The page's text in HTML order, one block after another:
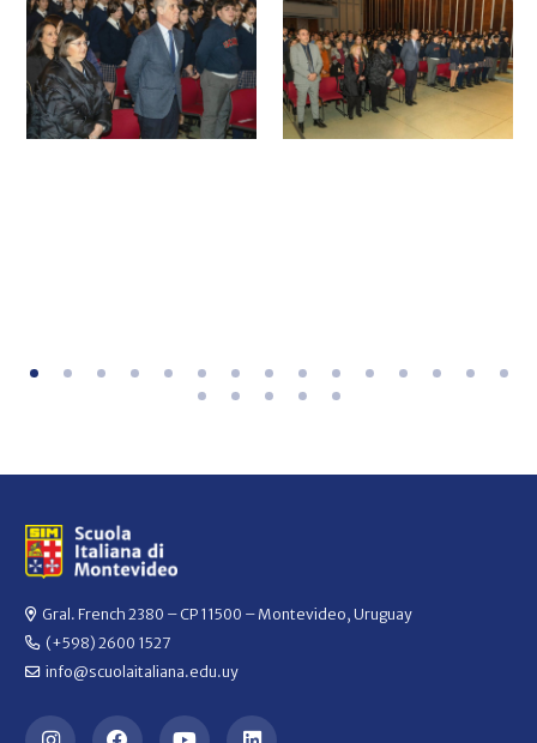
Gral. French 2380 – CP 11500 – Montevideo, Uruguay
(+598) 2600 1527
info@scuolaitaliana.edu.uy